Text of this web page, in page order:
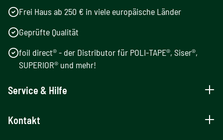
Frei Haus ab 250 € in viele europäische Länder
Geprüfte Qualität
foil direct® - der Distributor für POLI-TAPE®, Siser®,
SUPERIOR® und mehr!
Service & Hilfe
Kontakt